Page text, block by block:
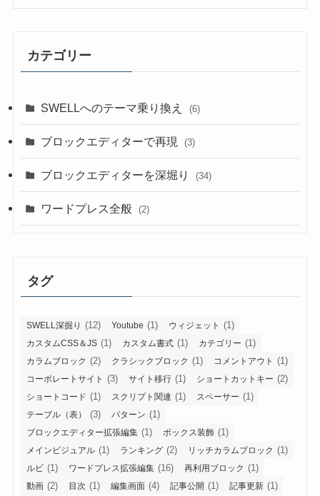
カテゴリー
SWELLへのテーマ乗り換え (6)
ブロックエディターで再現 (3)
ブロックエディターを深堀り (34)
ワードプレス全般 (2)
タグ
SWELL深掘り (12) Youtube (1) ウィジェット (1)
カスタムCSS＆JS (1) カスタム書式 (1) カテゴリー (1)
カラムブロック (2) クラシックブロック (1) コメントアウト (1)
コーポレートサイト (3) サイト移行 (1) ショートカットキー (2)
ショートコード (1) スクリプト関連 (1) スペーサー (1)
テーブル（表） (3) パターン (1)
ブロックエディター拡張編集 (1) ボックス装飾 (1)
メインビジュアル (1) ランキング (2) リッチカラムブロック (1)
ルビ (1) ワードプレス拡張編集 (16) 再利用ブロック (1)
動画 (2) 目次 (1) 編集画面 (4) 記事公開 (1) 記事更新 (1)